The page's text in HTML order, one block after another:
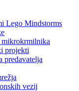
Lego Mindstorms
mikrokrmilnika
projekti
predavatelja
vezij